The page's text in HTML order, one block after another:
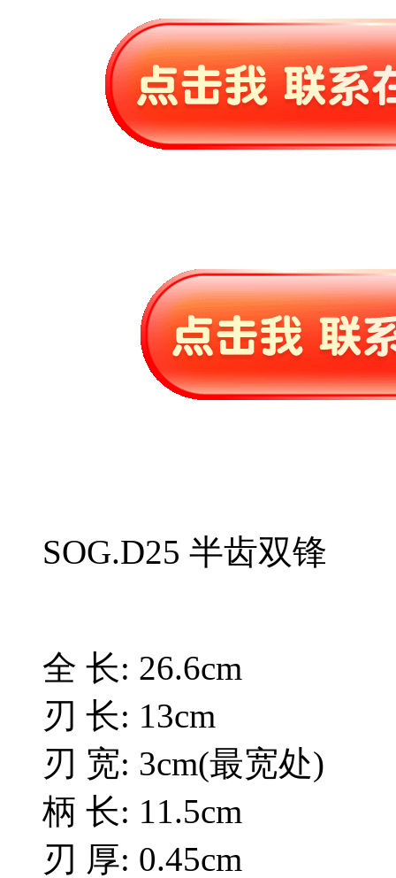
SOG.D25 半齿双锋
全 长: 26.6cm
刃 长: 13cm
刃 宽: 3cm(最宽处)
柄 长: 11.5cm
刃 厚: 0.45cm